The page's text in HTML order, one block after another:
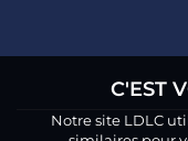
C'EST
Notre site LDLC